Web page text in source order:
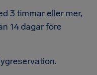
3 timmar eller mer,
14 dagar före